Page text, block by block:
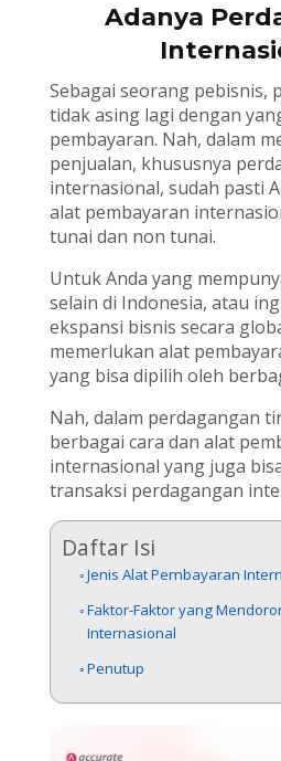
Adanya
Sebagai seorang pebisnis,
tidak asing lagi dengan
pembayaran. Nah, dalam
penjualan, khususnya
internasional, sudah pasti
alat pembayaran
tunai dan non tunai.
Untuk Anda yang
selain di Indonesia, atau
ekspansi bisnis secara
memerlukan alat
yang bisa dipilih oleh
Nah, dalam perdagangan
berbagai cara dan alat
internasional yang juga
transaksi perdagangan
Daftar Isi
Jenis Alat Pembayaran
Faktor-Faktor yang
Internasional
Penutup